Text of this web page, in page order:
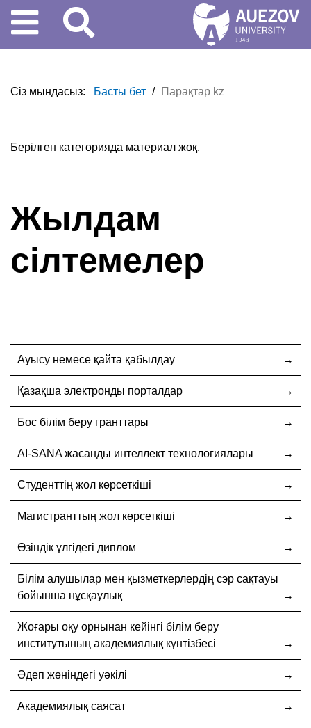
Сіз мындасыз: Басты бет / Парақтар kz
Берілген категорияда материал жоқ.
Жылдам
сілтемелер
Ауысу немесе қайта қабылдау
Қазақша электронды порталдар
Бос білім беру гранттары
AI-SANA жасанды интеллект технологиялары
Студенттің жол көрсеткіші
Магистранттың жол көрсеткіші
Өзіндік үлгідегі диплом
Білім алушылар мен қызметкерлердің сэр сақтауы
бойынша нұсқаулық
Жоғары оқу орнынан кейінгі білім беру
институтының академиялық күнтізбесі
Әдеп жөніндегі уәкілі
Академиялық саясат